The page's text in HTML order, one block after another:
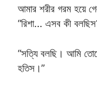
আমার শরীর গরম হয়ে
“রিশা… এসব কী
“সত্যি বলছি। আমি
হতিস।”